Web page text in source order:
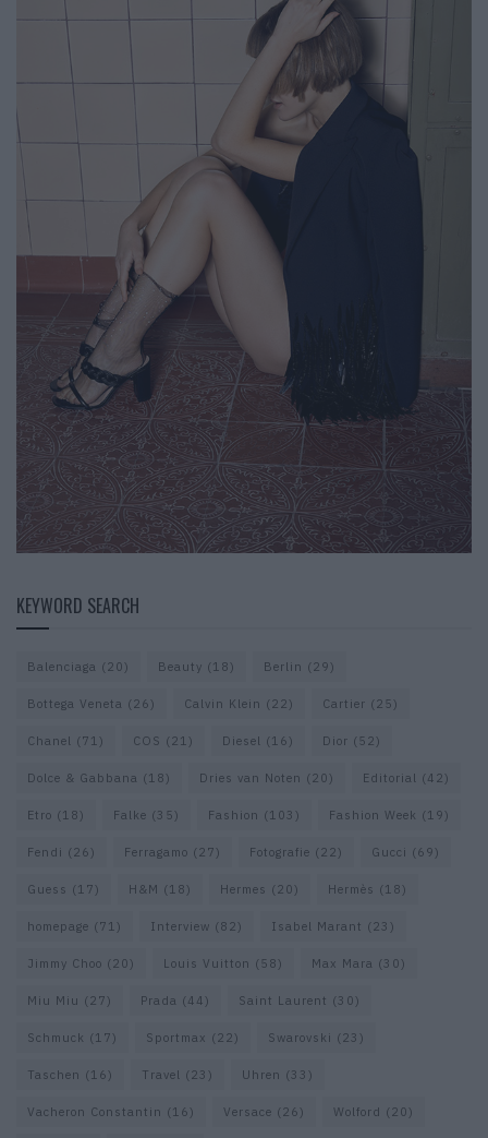
KEYWORD SEARCH
Balenciaga (20) Beauty (18) Berlin (29)
Bottega Veneta (26) Calvin Klein (22) Cartier (25)
Chanel (71) COS (21) Diesel (16) Dior (52)
Dolce & Gabbana (18) Dries van Noten (20) Editorial (42)
Etro (18) Falke (35) Fashion (103) Fashion Week (19)
Fendi (26) Ferragamo (27) Fotografie (22) Gucci (69)
Guess (17) H&M (18) Hermes (20) Hermès (18)
homepage (71) Interview (82) Isabel Marant (23)
Jimmy Choo (20) Louis Vuitton (58) Max Mara (30)
Miu Miu (27) Prada (44) Saint Laurent (30)
Schmuck (17) Sportmax (22) Swarovski (23)
Taschen (16) Travel (23) Uhren (33)
Vacheron Constantin (16) Versace (26) Wolford (20)